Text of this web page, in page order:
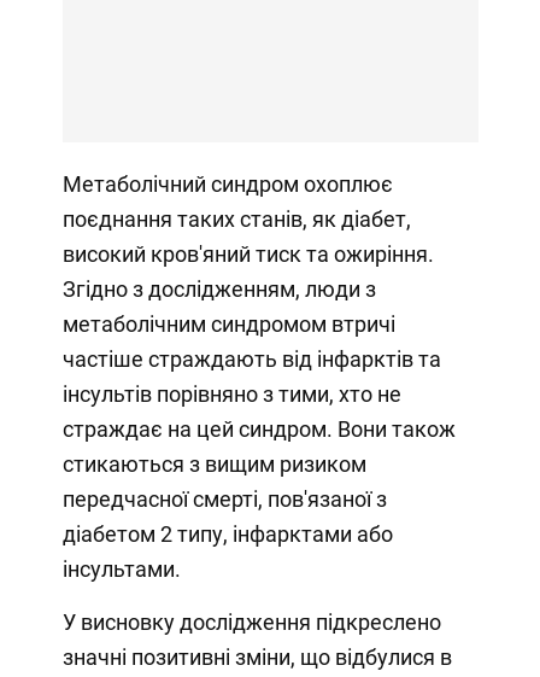
Метаболічний синдром охоплює
поєднання таких станів, як діабет,
високий кров'яний тиск та ожиріння.
Згідно з дослідженням, люди з
метаболічним синдромом втричі
частіше страждають від інфарктів та
інсультів порівняно з тими, хто не
страждає на цей синдром. Вони також
стикаються з вищим ризиком
передчасної смерті, пов'язаної з
діабетом 2 типу, інфарктами або
інсультами.
У висновку дослідження підкреслено
значні позитивні зміни, що відбулися в